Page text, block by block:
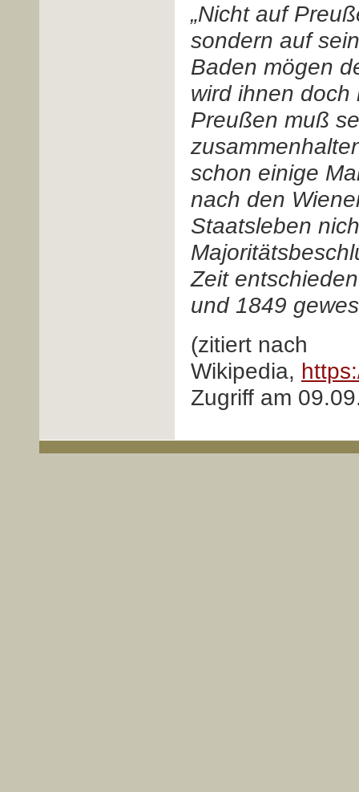
„Nicht auf
sondern auf
Baden mögen
wird ihnen
Preußen muß
schon einige
nach den
Staatsleben
Zeit
und 1849
(zitiert nach
Wikipedia,
Zugriff am